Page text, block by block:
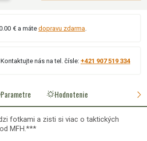
€ a máte dopravu zdarma
nás na tel. čísle: +421 907 519 334
Parametre Hodnotenie
fotkami a zisti si viac o taktických
MFH.***